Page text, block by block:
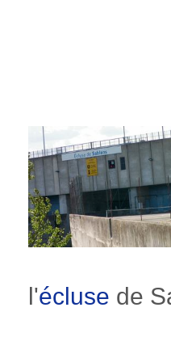
l'écluse de